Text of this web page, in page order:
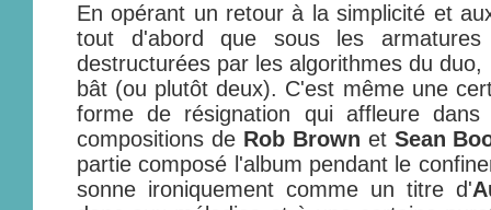
En opérant un retour à la simplicité et
tout d'abord que sous les armatures
destructurées par les algorithmes du
bât (ou plutôt deux). C'est même une
forme de résignation qui affleure
compositions de Rob Brown et Sean
partie composé l'album pendant le
sonne ironiquement comme un titre d'